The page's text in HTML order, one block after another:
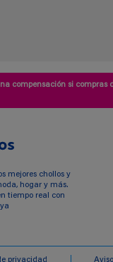
compensación si
mejores chollos y
hogar y más.
tiempo real con
privacidad